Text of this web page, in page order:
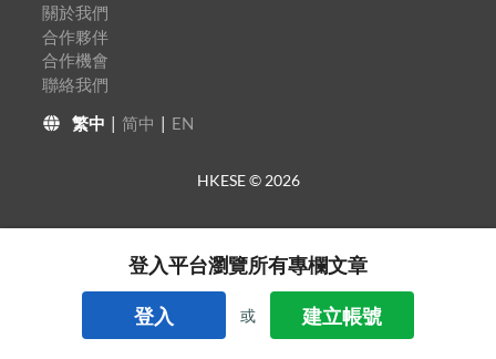
關於我們
合作夥伴
合作機會
聯絡我們
繁中 | 简中 | EN
HKESE © 2026
登入平台瀏覽所有專欄文章
登入 或 建立帳號